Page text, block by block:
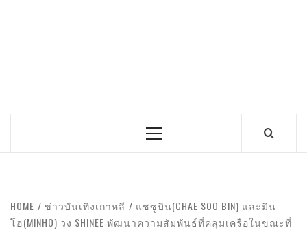
Primary
HOME ข่าวบันเทิงเกาหลี
แชซูบิน(CHAE SOO BIN) และมิน
โฮ(MINHO) วง SHINEE พัฒนาความสัมพันธ์ที่คลุมเครือในขณะที่